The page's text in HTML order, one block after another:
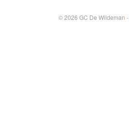
© 2026 GC De Wildeman -